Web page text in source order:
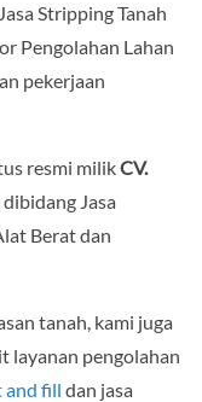
Stripping Tanah
Pengolahan Lahan
pekerjaan
resmi milikCV.
Jasa
Berat dan
tanah, kami juga
layanan pengolahan
and fill dan jasa